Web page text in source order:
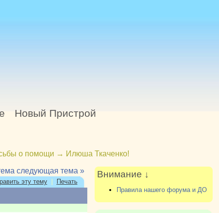
Новый Пристрой
о помощи → Илюша Ткаченко!
следующая тема »
эту тему| Печать
Внимание ↓
Правила нашего форума и ДО